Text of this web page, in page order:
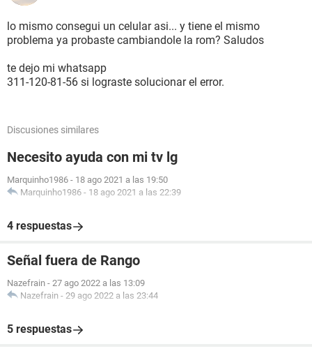
lo mismo consegui un celular asi... y tiene el mismo
problema ya probaste cambiandole la rom? Saludos
te dejo mi whatsapp
311-120-81-56 si lograste solucionar el error.
Discusiones similares
Necesito ayuda con mi tv lg
Marquinho1986 - 18 ago 2021 a las 19:50
Marquinho1986 - 18 ago 2021 a las 22:39
4 respuestas
Señal fuera de Rango
Nazefrain - 27 ago 2022 a las 13:09
Nazefrain - 29 ago 2022 a las 23:44
5 respuestas